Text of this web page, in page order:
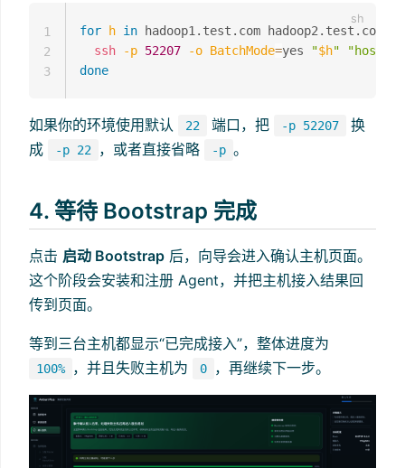
for h in hadoop1.test.com hadoop2.test.com
ssh
-p 52207 -o BatchMode=yes "$h"
done
1
2
3
如果你的环境使用默认 22 端口，把 -p 52207
换
成
-p 22 ，或者直接省略 -p 。
4. 等待 Bootstrap 完成
点击 启动 Bootstrap 后，向导会进入确认主机页面。
这个阶段会安装和注册 Agent，并把主机接入结果回
传到页面。
等到三台主机都显示“已完成接入”，整体进度为
100% ，并且失败主机为 0 ，再继续下一步。